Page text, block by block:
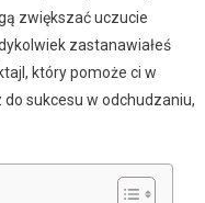
zwiększać uczucie
zastanawiałeś
który pomoże ci w
sukcesu w odchudzaniu,